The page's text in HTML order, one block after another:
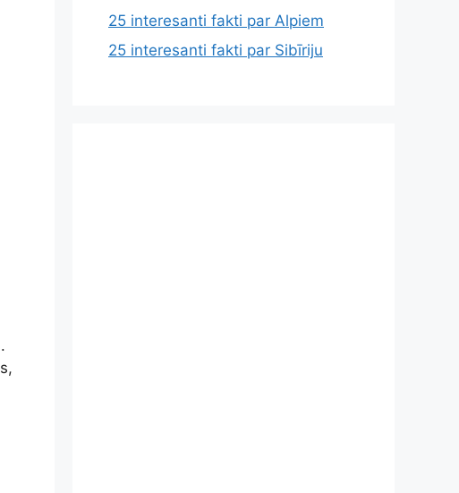
25 interesanti fakti par Alpiem
25 interesanti fakti par Sibīriju